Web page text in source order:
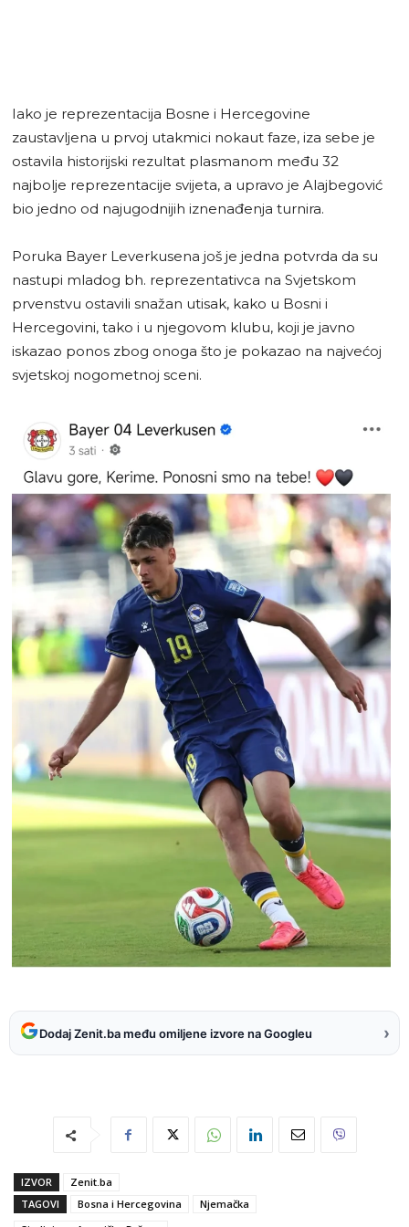
Iako je reprezentacija Bosne i Hercegovine
zaustavljena u prvoj utakmici nokaut faze, iza sebe je
ostavila historijski rezultat plasmanom među 32
najbolje reprezentacije svijeta, a upravo je Alajbegović
bio jedno od najugodnijih iznenađenja turnira.
Poruka Bayer Leverkusena još je jedna potvrda da su
nastupi mladog bh. reprezentativca na Svjetskom
prvenstvu ostavili snažan utisak, kako u Bosni i
Hercegovini, tako i u njegovom klubu, koji je javno
iskazao ponos zbog onoga što je pokazao na najvećoj
svjetskoj nogometnoj sceni.
Dodaj Zenit.ba među omiljene izvore na Googleu ›
IZVOR
Zenit.ba
TAGOVI
Bosna i Hercegovina
Njemačka